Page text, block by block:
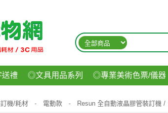
禮 ◎文具用品系列 ◎專業美術色票/儀器
機/耗材 - 電動款 - Resun 全自動液晶膠管裝訂機 /